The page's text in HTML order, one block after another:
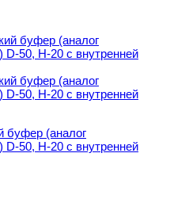
буфер (аналог K0573.05002055
буфер (аналог
D-50, H-20 с внутренней